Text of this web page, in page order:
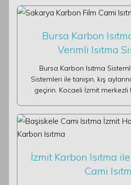
Bursa Karbon
Verimli Isıtma
Bursa Karbon Isıtma
Sistemleri ile tanışın, kış
geçirin. Kocaeli İzmit merkezli
İzmit Karbon Isıtma
Cami